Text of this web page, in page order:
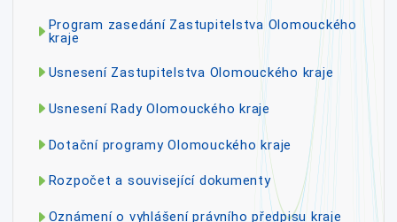
Program zasedání Zastupitelstva Olomouckého
kraje
Usnesení Zastupitelstva Olomouckého kraje
Usnesení Rady Olomouckého kraje
Dotační programy Olomouckého kraje
Rozpočet a související dokumenty
Oznámení o vyhlášení právního předpisu kraje